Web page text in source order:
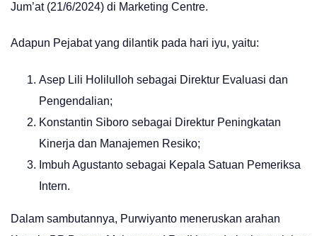
Jum’at (21/6/2024) di Marketing Centre.
Adapun Pejabat yang dilantik pada hari iyu, yaitu:
Asep Lili Holilulloh sebagai Direktur Evaluasi dan
Pengendalian;
Konstantin Siboro sebagai Direktur Peningkatan
Kinerja dan Manajemen Resiko;
Imbuh Agustanto sebagai Kepala Satuan Pemeriksa
Intern.
Dalam sambutannya, Purwiyanto meneruskan arahan